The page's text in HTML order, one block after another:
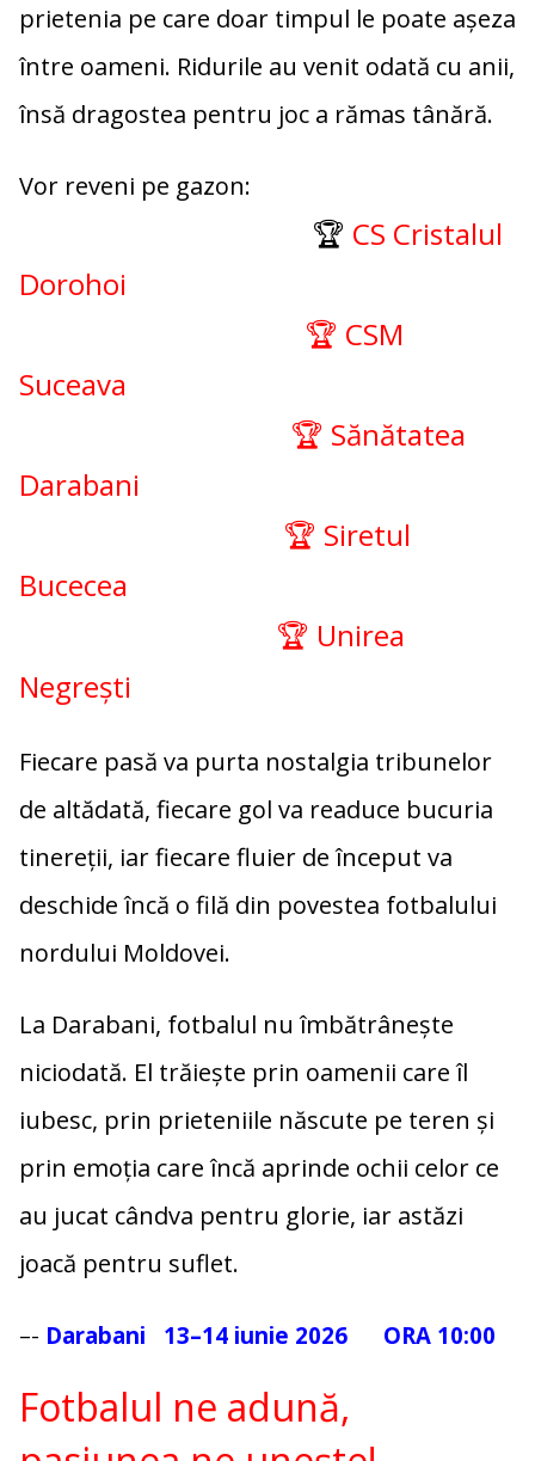
prietenia pe care doar timpul le poate așeza
între oameni. Ridurile au venit odată cu anii,
însă dragostea pentru joc a rămas tânără.
Vor reveni pe gazon:
🏆 CS Cristalul
Dorohoi
🏆 CSM
Suceava
🏆 Sănătatea
Darabani
🏆 Siretul
Bucecea
🏆 Unirea
Negrești
Fiecare pasă va purta nostalgia tribunelor
de altădată, fiecare gol va readuce bucuria
tinereții, iar fiecare fluier de început va
deschide încă o filă din povestea fotbalului
nordului Moldovei.
La Darabani, fotbalul nu îmbătrânește
niciodată. El trăiește prin oamenii care îl
iubesc, prin prieteniile născute pe teren și
prin emoția care încă aprinde ochii celor ce
au jucat cândva pentru glorie, iar astăzi
joacă pentru suflet.
–- Darabani 13–14 iunie 2026 ORA 10:00
Fotbalul ne adună,